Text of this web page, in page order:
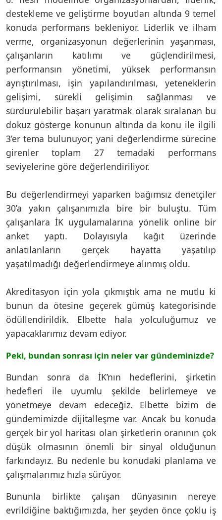
destekleme ve geliştirme boyutları altında 9 temel
konuda performans bekleniyor. Liderlik ve ilham
verme, organizasyonun değerlerinin yaşanması,
çalışanların katılımı ve güçlendirilmesi,
performansın yönetimi, yüksek performansın
ayrıştırılması, işin yapılandırılması, yeteneklerin
gelişimi, sürekli gelişimin sağlanması ve
sürdürülebilir başarı yaratmak olarak sıralanan bu
dokuz gösterge konunun altında da konu ile ilgili
3’er tema bulunuyor; yani değerlendirme sürecine
girenler toplam 27 temadaki performans
seviyelerine göre değerlendiriliyor.
Bu değerlendirmeyi yaparken bağımsız denetçiler
30’a yakın çalışanımızla bire bir buluştu. Tüm
çalışanlara İK uygulamalarına yönelik online bir
anket yaptı. Dolayısıyla kağıt üzerinde
anlatılanların gerçek hayatta yaşatılıp
yaşatılmadığı değerlendirmeye alınmış oldu.
Akreditasyon için yola çıkmıştık ama ne mutlu ki
bunun da ötesine geçerek gümüş kategorisinde
ödüllendirildik. Elbette hala yolculuğumuz ve
yapacaklarımız devam ediyor.
Peki, bundan sonrası için neler var gündeminizde?
Bundan sonra da İK’nın hedeflerini, şirketin
hedefleri ile uyumlu şekilde belirlemeye ve
yönetmeye devam edeceğiz. Elbette bizim de
gündemimizde dijitalleşme var. Ancak bu konuda
gerçek bir yol haritası olan şirketlerin oranının çok
düşük olmasının önemli bir sinyal olduğunun
farkındayız. Bu nedenle bu konudaki planlama ve
çalışmalarımız hızla sürüyor.
Bununla birlikte çalışan dünyasının nereye
evrildiğine baktığımızda, her şeyden önce çoklu iş